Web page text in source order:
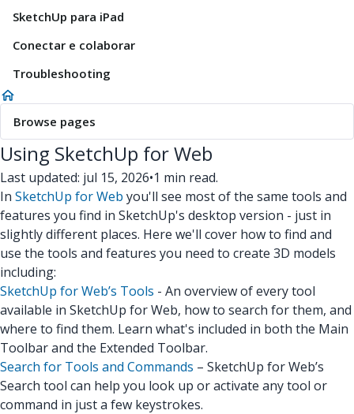
SketchUp para iPad
Conectar e colaborar
Troubleshooting
Browse pages
Using SketchUp for Web
Last updated: jul 15, 2026•1 min read.
In SketchUp for Web you'll see most of the same tools and
features you find in SketchUp's desktop version - just in
slightly different places. Here we'll cover how to find and
use the tools and features you need to create 3D models
including:
SketchUp for Web’s Tools - An overview of every tool
available in SketchUp for Web, how to search for them, and
where to find them. Learn what's included in both the Main
Toolbar and the Extended Toolbar.
Search for Tools and Commands – SketchUp for Web’s
Search tool can help you look up or activate any tool or
command in just a few keystrokes.